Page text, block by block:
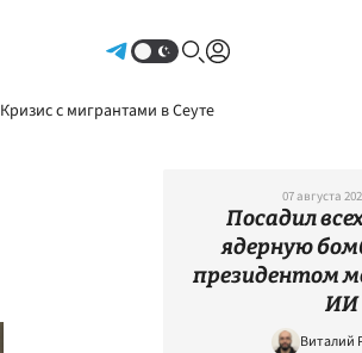
Кризис с мигрантами в Сеуте
07 августа
Посадил
ядерную
президентом
ИИ